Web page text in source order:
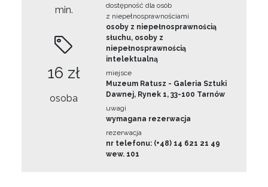
min.
16 zł
osoba
dostępność dla osób
z niepełnosprawnościami
osoby z niepełnosprawnością
słuchu, osoby z
niepełnosprawnością
intelektualną
miejsce
Muzeum Ratusz - Galeria Sztuki
Dawnej, Rynek 1, 33-100 Tarnów
uwagi
wymagana rezerwacja
rezerwacja
nr telefonu: (+48) 14 621 21 49
wew. 101